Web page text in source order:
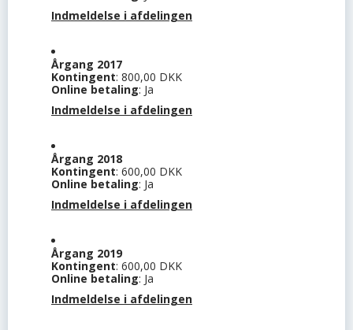
Indmeldelse i afdelingen
Årgang 2017
Kontingent: 800,00 DKK
Online betaling: Ja
Indmeldelse i afdelingen
Årgang 2018
Kontingent: 600,00 DKK
Online betaling: Ja
Indmeldelse i afdelingen
Årgang 2019
Kontingent: 600,00 DKK
Online betaling: Ja
Indmeldelse i afdelingen